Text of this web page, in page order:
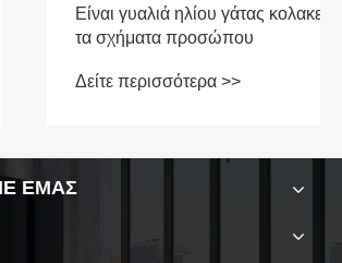
ηλίου γάτας κολακευτικά σε όλα
προσώπου
>>
ΕΜΆΣ